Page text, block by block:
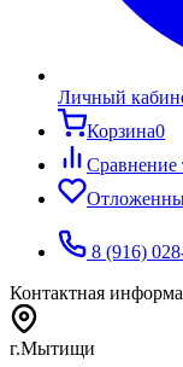
Личный
Корзина0
Сравнение
8 (916)
Контактная
г.Мытищи